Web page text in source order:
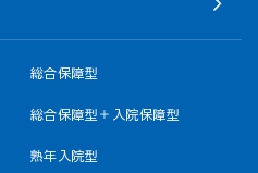
総合保障型
総合保障型＋入院保障型
熟年入院型